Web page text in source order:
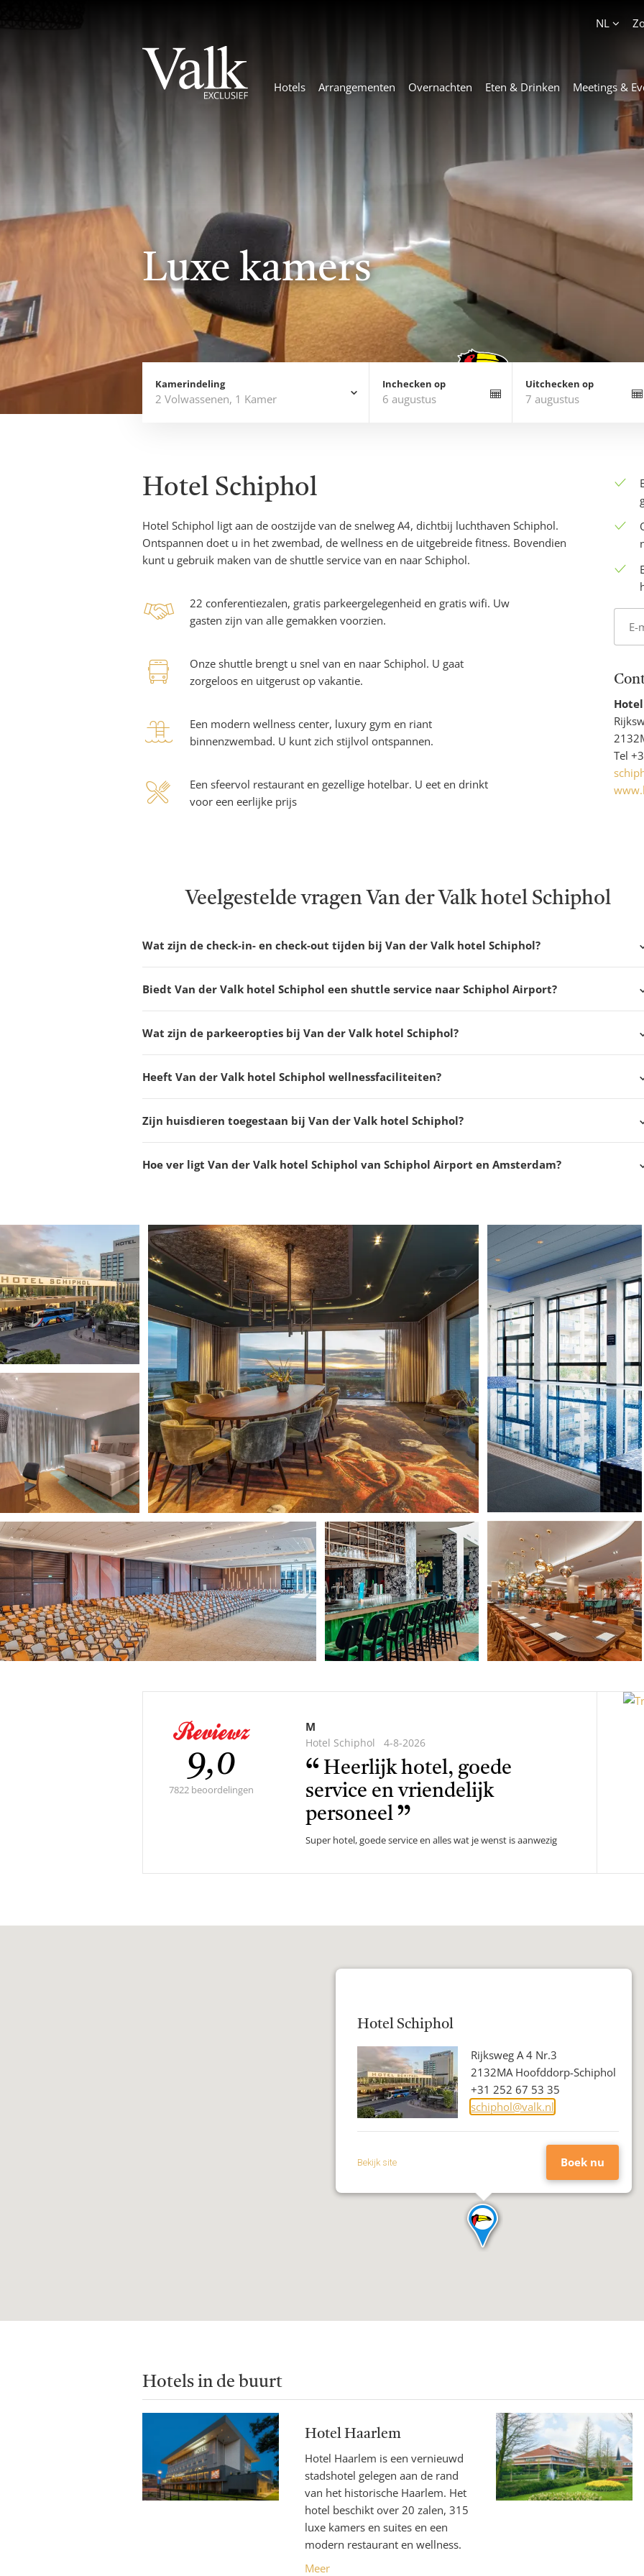
NL
Hotels Arrangementen Overnachten Eten & Drinken Meetings &
Even tot rust komen
en ontspannen
direct
Kamerindeling
2 Volwassenen, 1 Kamer
Inchecken op
6 augustus
Uitchecken op
7 augustus
Hotel Schiphol
Hotel Schiphol ligt aan de oostzijde van de snelweg A4, dichtbij luchthaven Schiphol.
Ontspannen doet u in het zwembad, de wellness en de uitgebreide fitness. Bovendien
kunt u gebruik maken van de shuttle service van en naar Schiphol.
handshake
22 conferentiezalen, gratis parkeergelegenheid en gratis wifi. Uw
gasten zijn van alle gemakken voorzien.
shuttle
Onze shuttle brengt u snel van en naar Schiphol. U gaat
zorgeloos en uitgerust op vakantie.
swimming-
Een modern wellness center, luxury gym en riant
binnenzwembad. U kunt zich stijlvol ontspannen.
restaurant-
Een sfeervol restaurant en gezellige hotelbar. U eet en drinkt
voor een eerlijke prijs
Hotel
naam
Tel
Veelgestelde vragen Van der Valk hotel Schiphol
Wat zijn de check-in- en check-out tijden bij Van der Valk hotel Schiphol?
Biedt Van der Valk hotel Schiphol een shuttle service naar Schiphol Airport?
Wat zijn de parkeeropties bij Van der Valk hotel Schiphol?
Heeft Van der Valk hotel Schiphol wellnessfaciliteiten?
Zijn huisdieren toegestaan bij Van der Valk hotel Schiphol?
Hoe ver ligt Van der Valk hotel Schiphol van Schiphol Airport en Amsterdam?
Gemiddelde
score:
9,0
7822 beoordelingen
M
Hotel Schiphol 4-8-2026
Heerlijk hotel, goede
service en vriendelijk
personeel
Super hotel, goede service en alles wat je wenst is aanwezig
Hotel Schiphol
Adres
Rijksweg A 4 Nr.3
Postcode
Woonplaats
2132MA Hoofddorp-Schiphol
Telefoon
+31 252 67 53 35
E-
schiphol@valk.nl
Bekijk site Boek nu
Hotels in de buurt
Hotel Haarlem
Hotel Haarlem is een vernieuwd
stadshotel gelegen aan de rand
van het historische Haarlem. Het
hotel beschikt over 20 zalen, 315
luxe kamers en suites en een
modern restaurant en wellness.
Meer